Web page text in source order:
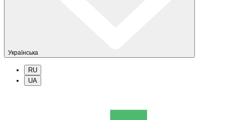
Українська
RU
UA